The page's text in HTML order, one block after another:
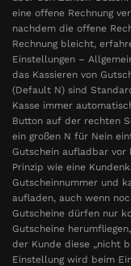
eine offene Rechnung
nachdem die offene
Rechnung bleicht,
Einstellungen –
das Kassieren von
(Default N) sind
Kasse immer
Button auf der rechten
ein großen N für Nein
Gutschein aufladbar
Prinzip wie eine
Gutscheinnummer und
aufladen, auch wenn
Gutscheine dürfen nur
Gutscheine
der Kunde diese „nicht
Einstellung wird beim